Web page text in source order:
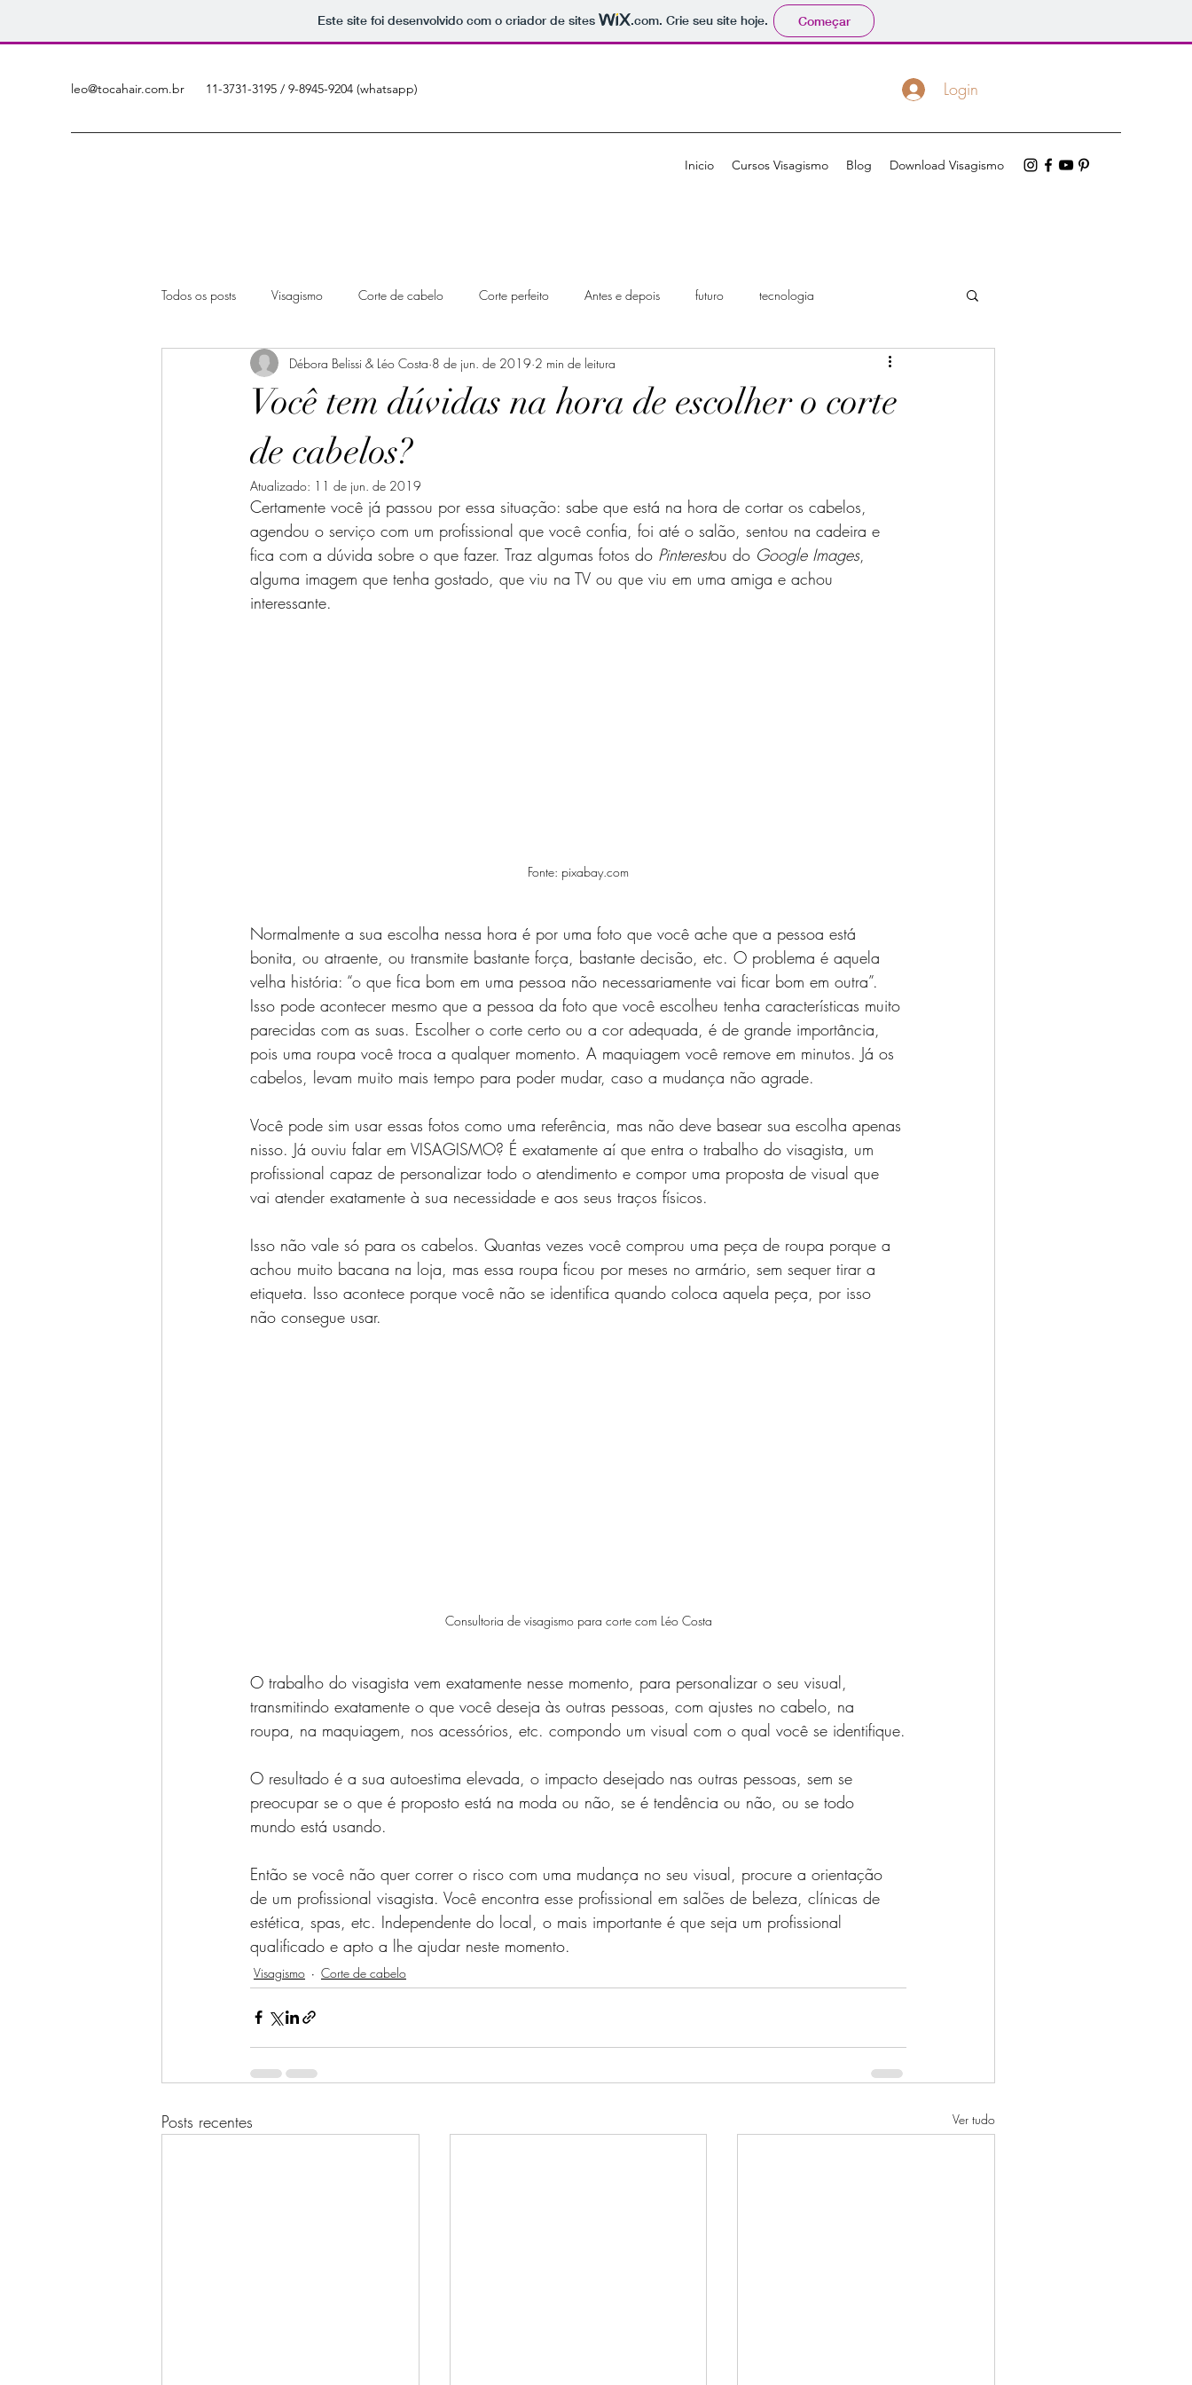
Este site foi desenvolvido com o criador de sites .com. Crie seu site hoje. Começar
leo@tocahair.com.br 11-3731-3195 / 9-8945-9204 (whatsapp) Login
Inicio Cursos Visagismo Blog Download Visagismo
Todos os posts Visagismo Corte de cabelo Corte perfeito Antes e depois futuro tecnologia
Visagismo para homens Cabeleireiro visagista Consultoria online Máscaras de proteção
Temperamentos Melancólico
Você tem dúvidas na hora de escolher o corte
de cabelos?
Débora Belissi & Léo Costa 8 de jun. de 2019 2 min de leitura
Atualizado: 11 de jun. de 2019
Certamente você já passou por essa situação: sabe que está na hora de cortar os cabelos,
agendou o serviço com um profissional que você confia, foi até o salão, sentou na cadeira e
fica com a dúvida sobre o que fazer. Traz algumas fotos do Pinterestou do Google Images,
alguma imagem que tenha gostado, que viu na TV ou que viu em uma amiga e achou
interessante.
Fonte: pixabay.com
Normalmente a sua escolha nessa hora é por uma foto que você ache que a pessoa está
bonita, ou atraente, ou transmite bastante força, bastante decisão, etc. O problema é aquela
velha história: “o que fica bom em uma pessoa não necessariamente vai ficar bom em outra”.
Isso pode acontecer mesmo que a pessoa da foto que você escolheu tenha características muito
parecidas com as suas. Escolher o corte certo ou a cor adequada, é de grande importância,
pois uma roupa você troca a qualquer momento. A maquiagem você remove em minutos. Já os
cabelos, levam muito mais tempo para poder mudar, caso a mudança não agrade.
Você pode sim usar essas fotos como uma referência, mas não deve basear sua escolha apenas
nisso. Já ouviu falar em VISAGISMO? É exatamente aí que entra o trabalho do visagista, um
profissional capaz de personalizar todo o atendimento e compor uma proposta de visual que
vai atender exatamente à sua necessidade e aos seus traços físicos.
Isso não vale só para os cabelos. Quantas vezes você comprou uma peça de roupa porque a
achou muito bacana na loja, mas essa roupa ficou por meses no armário, sem sequer tirar a
etiqueta. Isso acontece porque você não se identifica quando coloca aquela peça, por isso
não consegue usar.
Consultoria de visagismo para corte com Léo Costa
O trabalho do visagista vem exatamente nesse momento, para personalizar o seu visual,
transmitindo exatamente o que você deseja às outras pessoas, com ajustes no cabelo, na
roupa, na maquiagem, nos acessórios, etc. compondo um visual com o qual você se identifique.
O resultado é a sua autoestima elevada, o impacto desejado nas outras pessoas, sem se
preocupar se o que é proposto está na moda ou não, se é tendência ou não, ou se todo
mundo está usando.
Então se você não quer correr o risco com uma mudança no seu visual, procure a orientação
de um profissional visagista. Você encontra esse profissional em salões de beleza, clínicas de
estética, spas, etc. Independente do local, o mais importante é que seja um profissional
qualificado e apto a lhe ajudar neste momento.
Visagismo Corte de cabelo
Posts recentes Ver tudo